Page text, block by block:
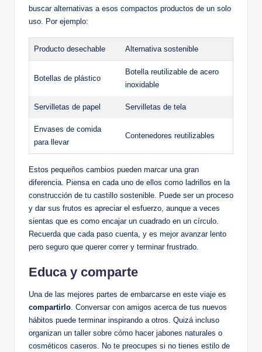
buscar alternativas a esos compactos productos de un solo
uso. Por ejemplo:
Producto desechable Alternativa sostenible
Botellas de plástico
Botella reutilizable de acero
inoxidable
Servilletas de papel Servilletas de tela
Envases de comida
para llevar
Contenedores reutilizables
Estos pequeños cambios pueden marcar una gran
diferencia. Piensa en cada uno de ellos como ladrillos en la
construcción de tu castillo sostenible. Puede ser un proceso
y dar sus frutos es apreciar el esfuerzo, aunque a veces
sientas que es como encajar un cuadrado en un círculo.
Recuerda que cada paso cuenta, y es mejor avanzar lento
pero seguro que querer correr y terminar frustrado.
Educa y comparte
Una de las mejores partes de embarcarse en este viaje es
compartirlo. Conversar con amigos acerca de tus nuevos
hábitos puede terminar inspirando a otros. Quizá incluso
organizan un taller sobre cómo hacer jabones naturales o
cosméticos caseros. No te preocupes si no tienes estilo de